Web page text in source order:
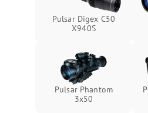
Pulsar Digex C50
X940S
Pulsar Phantom
3x50